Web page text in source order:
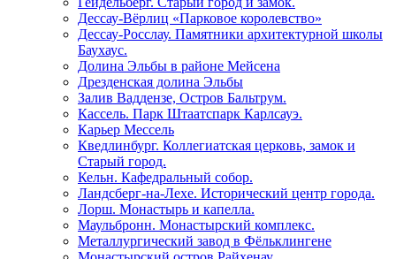
Дессау-Вёрлиц «Парковое королевство»
Дессау-Росслау. Памятники архитектурной школы
Баухаус.
Долина Эльбы в районе Мейсена
Дрезденская долина Эльбы
Залив Ваддензе, Остров Бальтрум.
Кассель. Парк Штаатспарк Карлсауэ.
Карьер Мессель
Кведлинбург. Коллегиатская церковь, замок и
Старый город.
Кельн. Кафедральный собор.
Ландсберг-на-Лехе. Исторический центр города.
Лорш. Монастырь и капелла.
Маульбронн. Монастырский комплекс.
Металлургический завод в Фёльклингене